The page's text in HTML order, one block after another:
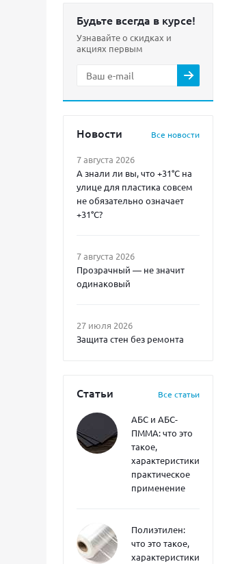
Будьте всегда в курсе!
Узнавайте о скидках и
акциях первым
Новости Все новости
7 августа 2026
А знали ли вы, что +31°C на
улице для пластика совсем
не обязательно означает
+31°C?
7 августа 2026
Прозрачный — не значит
одинаковый
27 июля 2026
Защита стен без ремонта
Статьи Все статьи
АБС и АБС-
ПММА: что это
такое,
характеристики,
практическое
применение
Полиэтилен:
что это такое,
характеристики,